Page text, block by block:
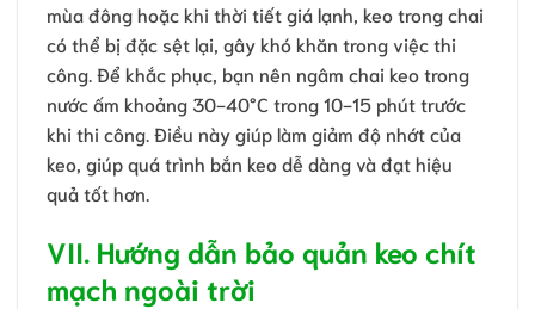
mùa đông hoặc khi thời tiết giá lạnh, keo trong chai
có thể bị đặc sệt lại, gây khó khăn trong việc thi
công. Để khắc phục, bạn nên ngâm chai keo trong
nước ấm khoảng 30-40°C trong 10-15 phút trước
khi thi công. Điều này giúp làm giảm độ nhớt của
keo, giúp quá trình bắn keo dễ dàng và đạt hiệu
quả tốt hơn.
VII. Hướng dẫn bảo quản keo chít
mạch ngoài trời